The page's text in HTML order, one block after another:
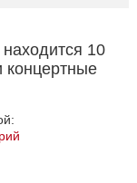
10
концертные